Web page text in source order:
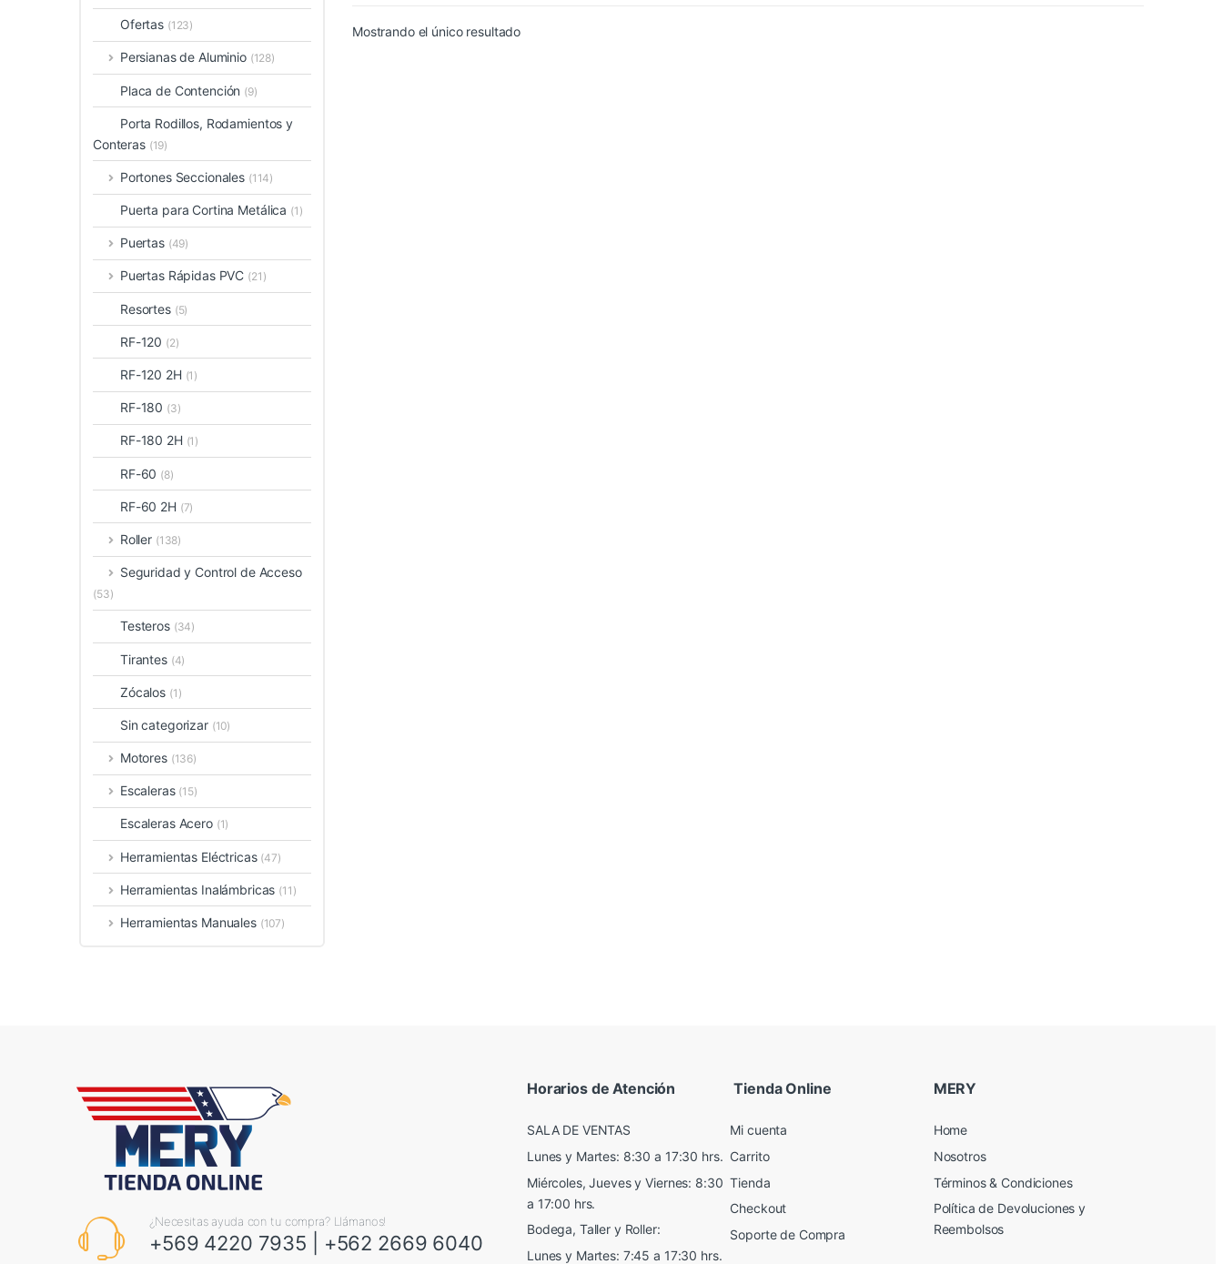
Mostrando el único resultado
Ofertas (123)
Persianas de Aluminio (128)
Placa de Contención (9)
Porta Rodillos, Rodamientos y
Conteras (19)
Portones Seccionales (114)
Puerta para Cortina Metálica (1)
Puertas (49)
Puertas Rápidas PVC (21)
Resortes (5)
RF-120 (2)
RF-120 2H (1)
RF-180 (3)
RF-180 2H (1)
RF-60 (8)
RF-60 2H (7)
Roller (138)
Seguridad y Control de Acceso
(53)
Testeros (34)
Tirantes (4)
Zócalos (1)
Sin categorizar (10)
Motores (136)
Escaleras (15)
Escaleras Acero (1)
Herramientas Eléctricas (47)
Herramientas Inalámbricas (11)
Herramientas Manuales (107)
¿Necesitas ayuda con tu compra? Llámanos!
+569 4220 7935 +562 2669 6040
Horarios de Atención
SALA DE VENTAS
Lunes y Martes: 8:30 a 17:30 hrs.
Miércoles, Jueves y Viernes: 8:30
a 17:00 hrs.
Bodega, Taller y Roller:
Lunes y Martes: 7:45 a 17:30 hrs.
Tienda Online
Mi cuenta
Carrito
Tienda
Checkout
Soporte de Compra
MERY
Home
Nosotros
Términos & Condiciones
Política de Devoluciones y
Reembolsos